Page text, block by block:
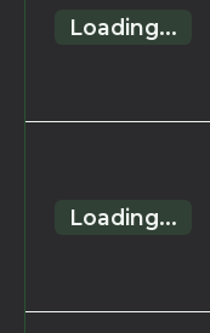
Loading...
Loading...